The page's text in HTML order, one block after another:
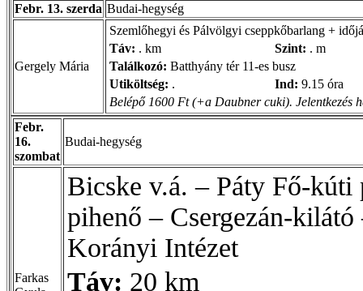
Febr. 13. szerda Budai-hegység
Gergely Mária
Szemlőhegyi és Pálvölgyi cseppkőbarlang +
Táv: . km Szint: . m
Találkozó: Batthyány tér 11-es busz
Utiköltség: . Ind: 9.15 óra
Belépő 1600 Ft (+a Daubner cuki). Jelentkezés
Febr.
16.
szombat
Budai-hegység
Farkas
Bicske v.á. – Páty Fő-
pihenő – Csergezán-
Korányi Intézet
Táv: 20 km